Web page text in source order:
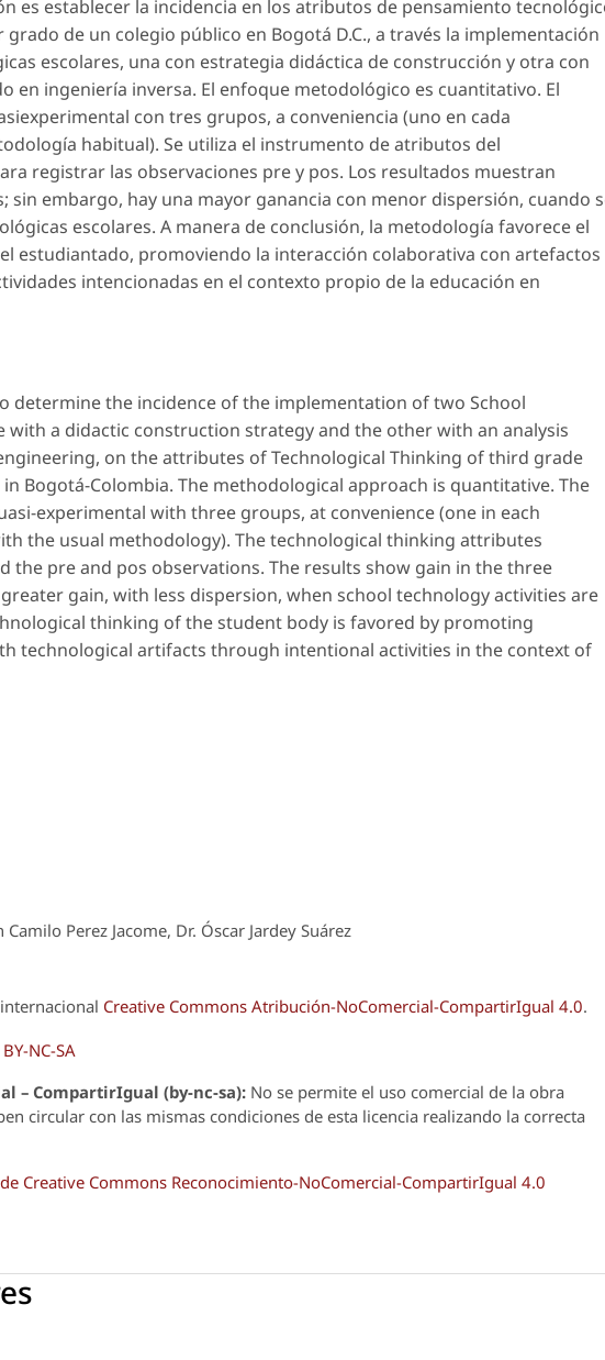
es establecer la incidencia en los atributos de pensamiento
de un colegio público en Bogotá D.C., a través la implementación
escolares, una con estrategia didáctica de construcción y otra con
en ingeniería inversa. El enfoque metodológico es cuantitativo. El
con tres grupos, a conveniencia (uno en cada
habitual). Se utiliza el instrumento de atributos del
registrar las observaciones pre y pos. Los resultados muestran
sin embargo, hay una mayor ganancia con menor dispersión, cuando
escolares. A manera de conclusión, la metodología favorece el
estudiantado, promoviendo la interacción colaborativa con artefactos
intencionadas en el contexto propio de la educación en
determine the incidence of the implementation of two School
with a didactic construction strategy and the other with an analysis
on the attributes of Technological Thinking of third grade
Bogotá-Colombia. The methodological approach is quantitative. The
experimental with three groups, at convenience (one in each
the usual methodology). The technological thinking attributes
the pre and pos observations. The results show gain in the three
gain, with less dispersion, when school technology activities are
thinking of the student body is favored by promoting
technological artifacts through intentional activities in the context of
Perez Jacome, Dr. Óscar Jardey Suárez
Creative Commons Atribución-NoComercial-CompartirIgual 4.0.
– CompartirIgual (by-nc-sa): No se permite el uso comercial de la obra
circular con las mismas condiciones de esta licencia realizando la correcta
Creative Commons Reconocimiento-NoComercial-CompartirIgual 4.0